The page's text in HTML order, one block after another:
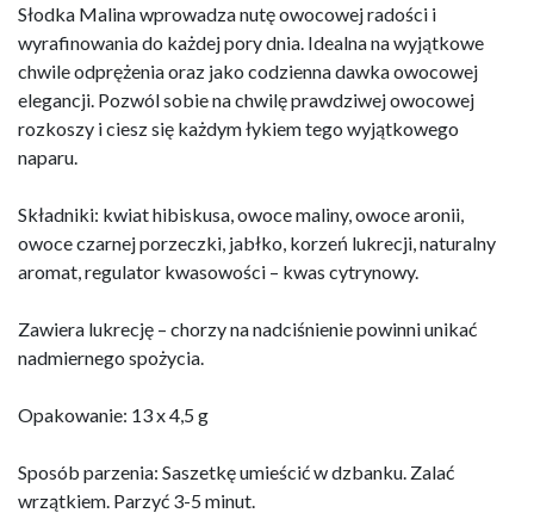
Słodka Malina wprowadza nutę owocowej radości i
wyrafinowania do każdej pory dnia. Idealna na wyjątkowe
chwile odprężenia oraz jako codzienna dawka owocowej
elegancji. Pozwól sobie na chwilę prawdziwej owocowej
rozkoszy i ciesz się każdym łykiem tego wyjątkowego
naparu.
Składniki: kwiat hibiskusa, owoce maliny, owoce aronii,
owoce czarnej porzeczki, jabłko, korzeń lukrecji, naturalny
aromat, regulator kwasowości – kwas cytrynowy.
Zawiera lukrecję – chorzy na nadciśnienie powinni unikać
nadmiernego spożycia.
Opakowanie: 13 x 4,5 g
Sposób parzenia: Saszetkę umieścić w dzbanku. Zalać
wrzątkiem. Parzyć 3-5 minut.